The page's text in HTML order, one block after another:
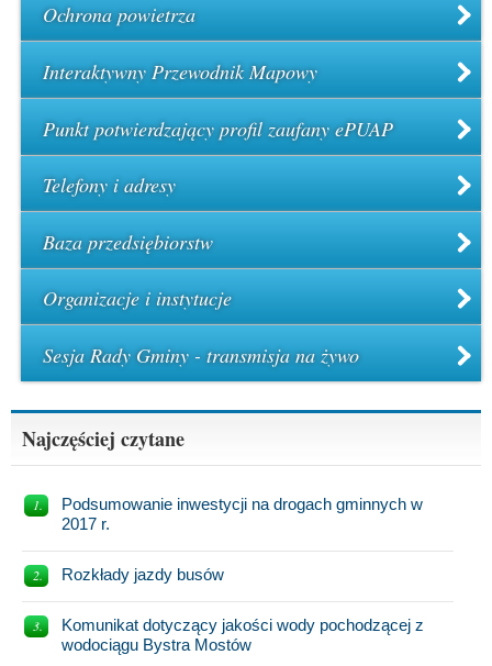
Ochrona powietrza
Interaktywny Przewodnik Mapowy
Punkt potwierdzający profil zaufany ePUAP
Telefony i adresy
Baza przedsiębiorstw
Organizacje i instytucje
Sesja Rady Gminy - transmisja na żywo
Najczęściej czytane
Podsumowanie inwestycji na drogach gminnych w
2017 r.
Rozkłady jazdy busów
Komunikat dotyczący jakości wody pochodzącej z
wodociągu Bystra Mostów